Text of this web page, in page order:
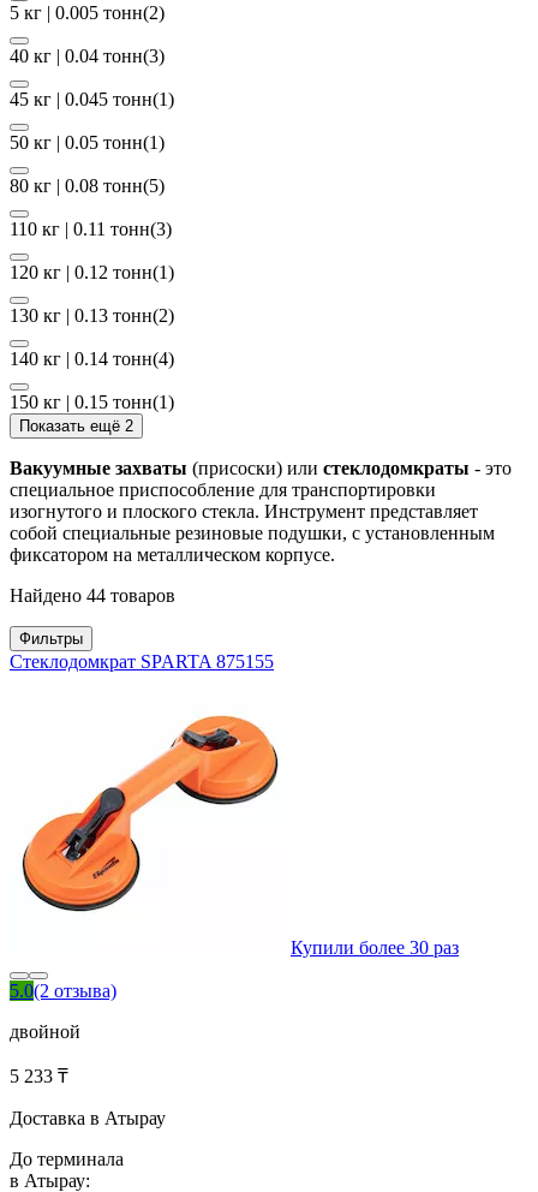
5 кг | 0.005 тонн(2)
40 кг | 0.04 тонн(3)
45 кг | 0.045 тонн(1)
50 кг | 0.05 тонн(1)
80 кг | 0.08 тонн(5)
110 кг | 0.11 тонн(3)
120 кг | 0.12 тонн(1)
130 кг | 0.13 тонн(2)
140 кг | 0.14 тонн(4)
150 кг | 0.15 тонн(1)
Показать ещё 2
Вакуумные захваты (присоски) или стеклодомкраты - это
специальное приспособление для транспортировки
изогнутого и плоского стекла. Инструмент представляет
собой специальные резиновые подушки, с установленным
фиксатором на металлическом корпусе.
Найдено 44 товаров
Фильтры
Стеклодомкрат SPARTA 875155
Купили более 30 раз
5.0(2 отзыва)
двойной
5 233 ₸
Доставка в Атырау
До терминала
в Атырау: